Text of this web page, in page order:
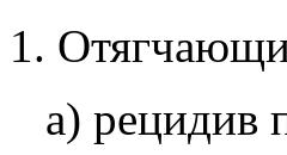
1.
а) рецидив